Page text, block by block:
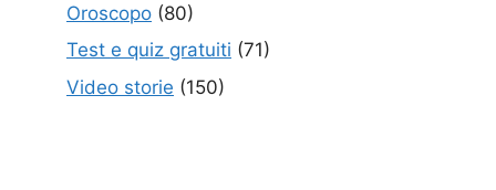
Oroscopo (80)
Test e quiz gratuiti (71)
Video storie (150)